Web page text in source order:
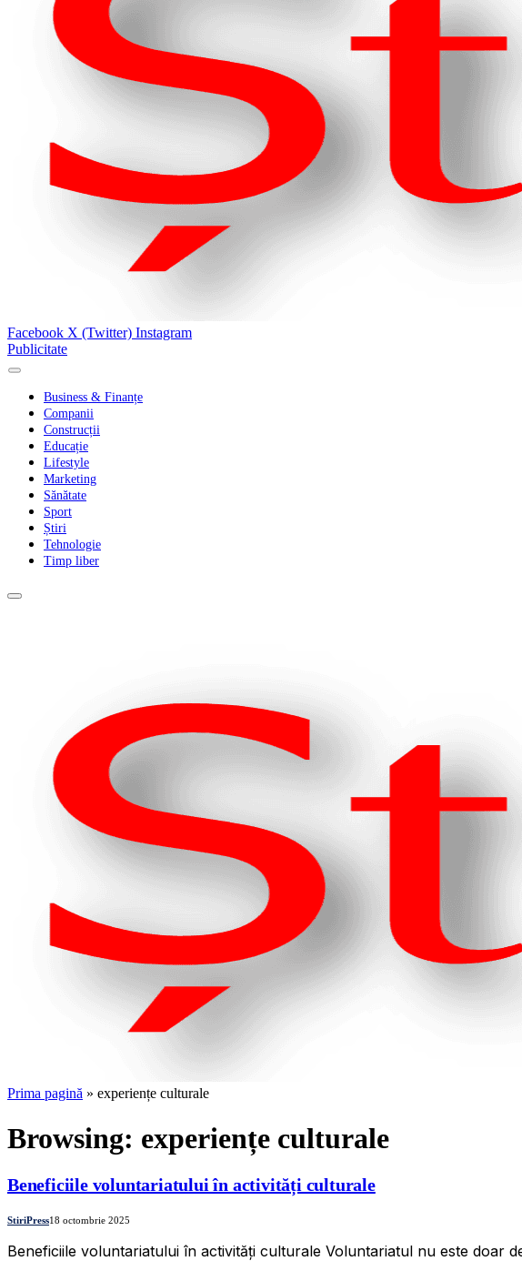
Facebook X (Twitter) Instagram
Publicitate
Business & Finanțe
Companii
Construcții
Educație
Lifestyle
Marketing
Sănătate
Sport
Știri
Tehnologie
Timp liber
Prima pagină » experiențe culturale
Browsing: experiențe culturale
Beneficiile voluntariatului în activități culturale
StiriPress18 octombrie 2025
Beneficiile voluntariatului în activități culturale Voluntariatul nu este doar